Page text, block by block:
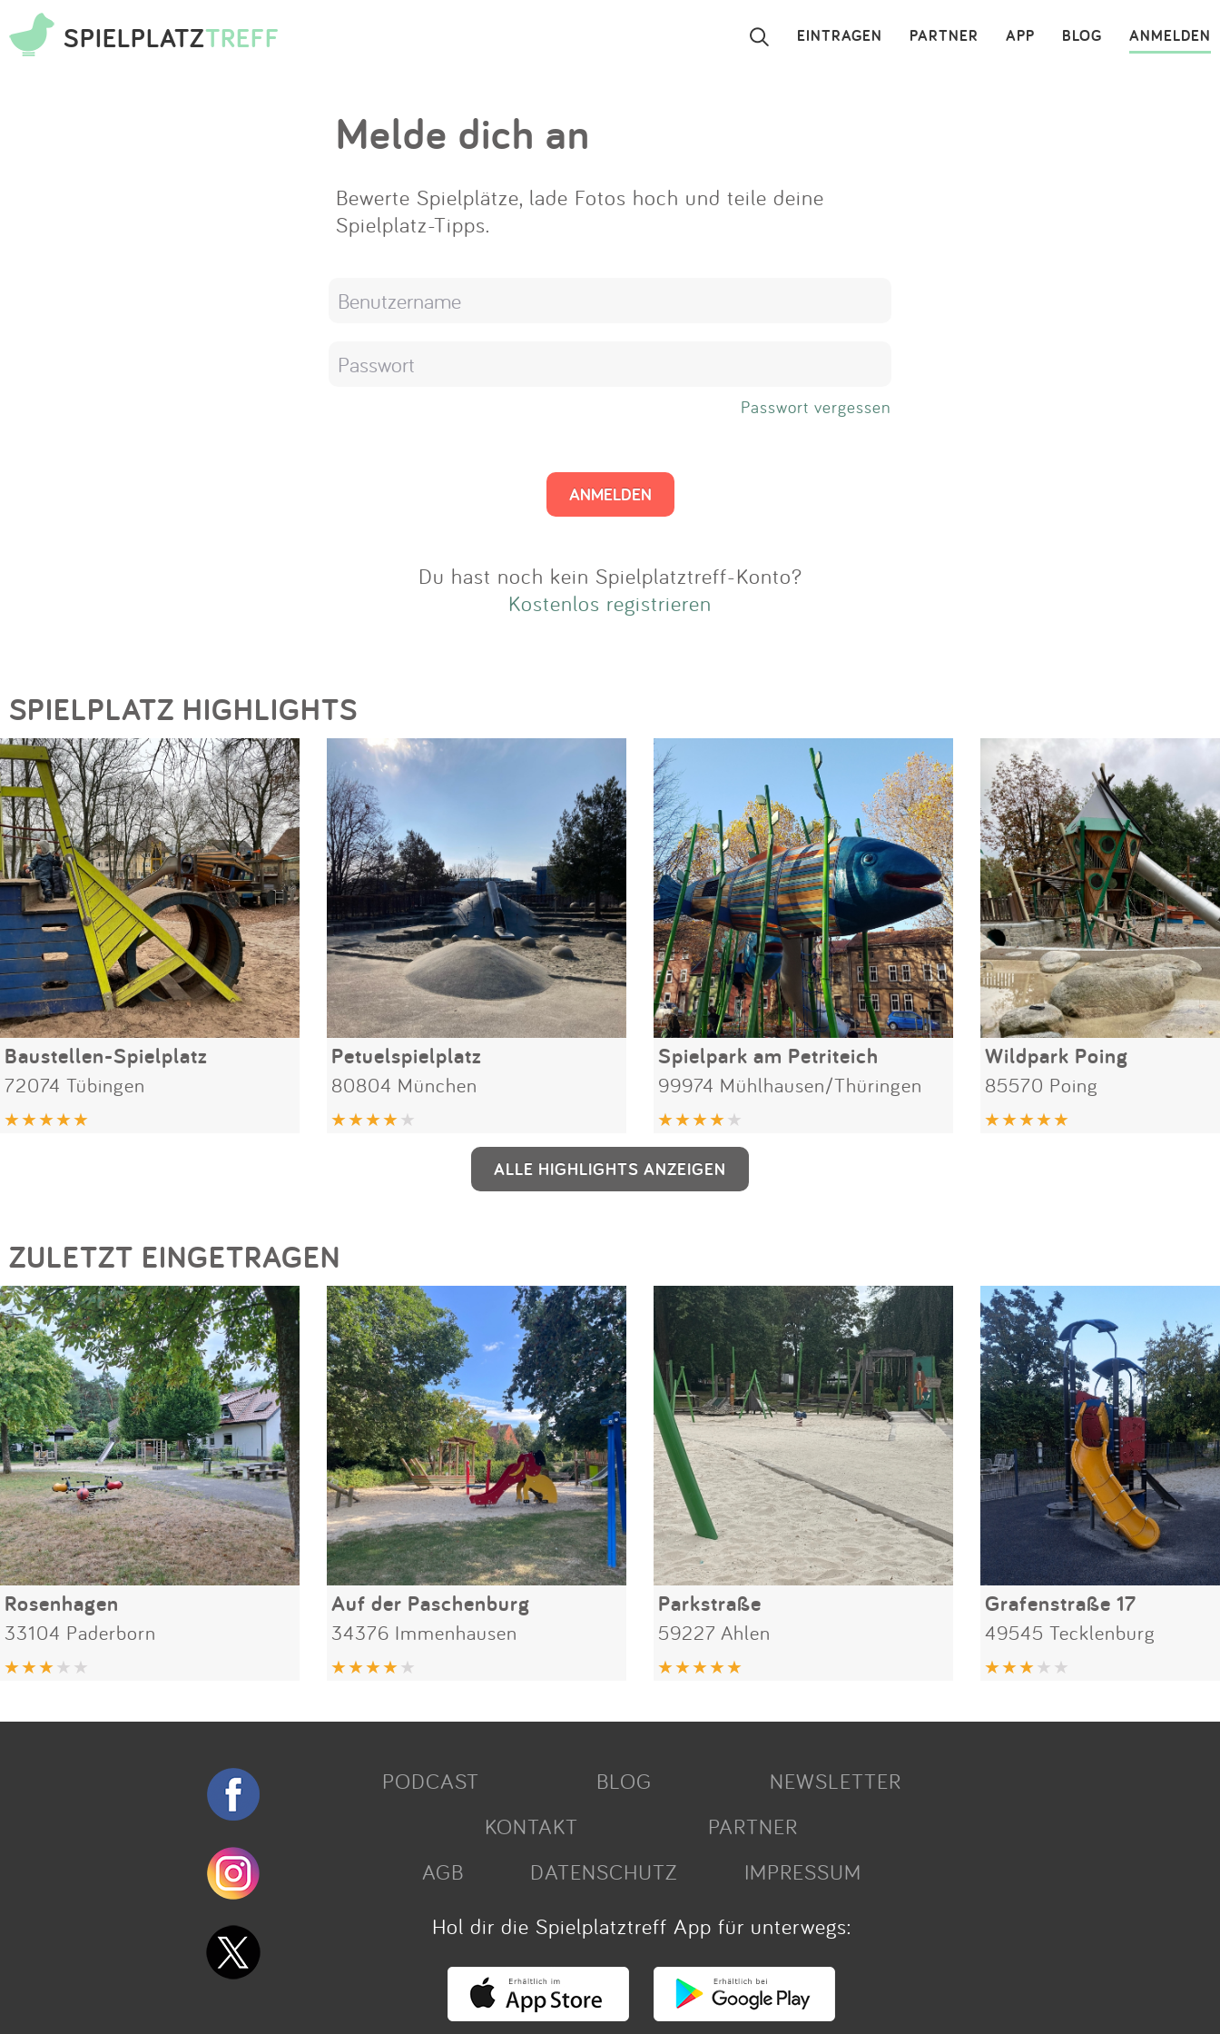
SPIELPLATZTREFF ANMELDEN
BLOG
APP
PARTNER
EINTRAGEN ×
App
Anmelden
Melde dich an
Bewerte Spielplätze, lade Fotos hoch und teile deine
Spielplatz-Tipps.
Passwort vergessen
Du hast noch kein Spielplatztreff-Konto?
Kostenlos registrieren
SPIELPLATZ HIGHLIGHTS
Baustellen-Spielplatz
72074 Tübingen
Petuelspielplatz
80804 München
Spielpark am Petriteich
99974 Mühlhausen/Thüringen
Wildpark Poing
85570 Poing
ALLE HIGHLIGHTS ANZEIGEN
ZULETZT EINGETRAGEN
Rosenhagen
33104 Paderborn
Auf der Paschenburg
34376 Immenhausen
Parkstraße
59227 Ahlen
Grafenstraße 17
49545 Tecklenburg
PODCAST BLOG
NEWSLETTER
KONTAKT
PARTNER
AGB
DATENSCHUTZ
IMPRESSUM
Hol dir die Spielplatztreff App für unterwegs: